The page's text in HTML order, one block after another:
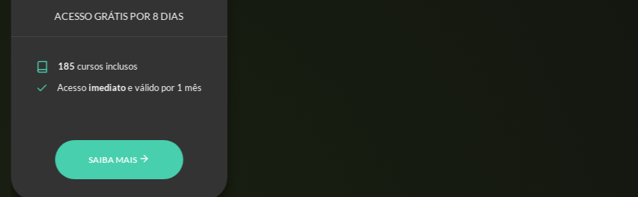
ACESSO GRÁTIS POR 8 DIAS
185cursos inclusos
Acessoimediatoe válido por 1 mês
SAIBA MAIS